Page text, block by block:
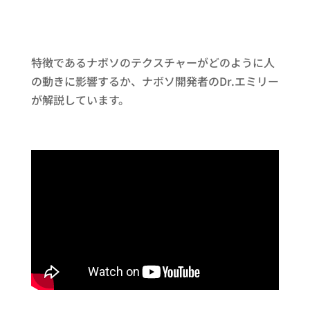
特徴であるナボソのテクスチャーがどのように人
の動きに影響するか、ナボソ開発者のDr.エミリー
が解説しています。